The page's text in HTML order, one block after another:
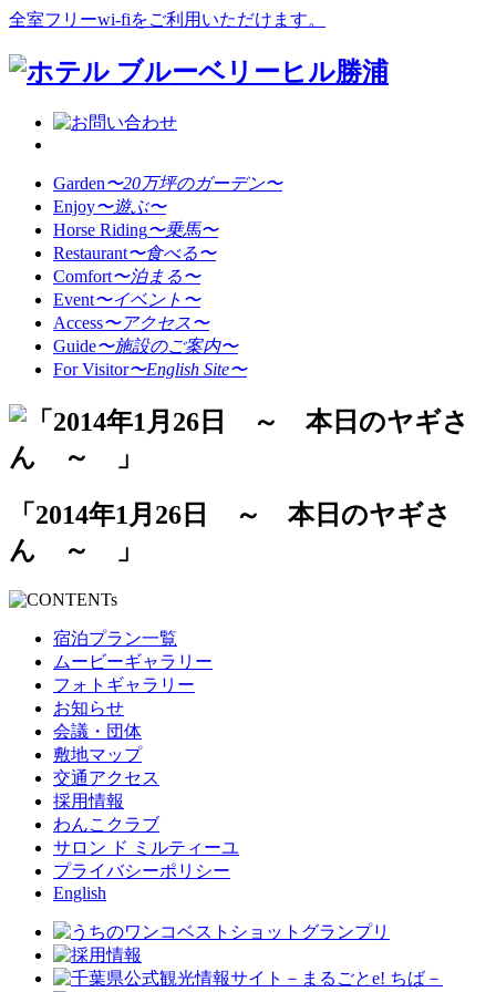
全室フリーwi-fiをご利用いただけます。
Garden〜20万坪のガーデン〜
Enjoy〜遊ぶ〜
Horse Riding〜乗馬〜
Restaurant〜食べる〜
Comfort〜泊まる〜
Event〜イベント〜
Access〜アクセス〜
Guide〜施設のご案内〜
For Visitor〜English Site〜
「2014年1月26日 ～ 本日のヤギさ
ん ～ 」
宿泊プラン一覧
ムービーギャラリー
フォトギャラリー
お知らせ
会議・団体
敷地マップ
交通アクセス
採用情報
わんこクラブ
サロン ド ミルティーユ
プライバシーポリシー
English